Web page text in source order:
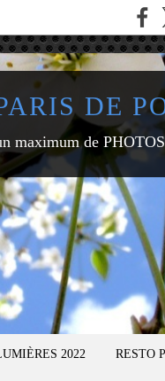
DE
maximum de
2022 RESTO